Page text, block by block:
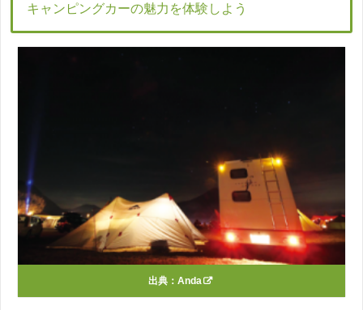
キャンピングカーの魅力を体験しよう
出典： Anda